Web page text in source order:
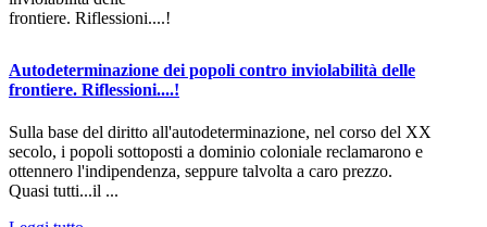
Autodeterminazione dei popoli contro inviolabilità delle
frontiere. Riflessioni....!
Sulla base del diritto all'autodeterminazione, nel corso del XX
secolo, i popoli sottoposti a dominio coloniale reclamarono e
ottennero l'indipendenza, seppure talvolta a caro prezzo.
Quasi tutti...il ...